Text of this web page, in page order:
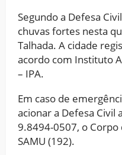
Segundo a Defesa
chuvas fortes nesta
Talhada. A cidade
acordo com Instituto
– IPA.
Em caso de
acionar a Defesa Civil
9.8494-0507, o
SAMU (192).